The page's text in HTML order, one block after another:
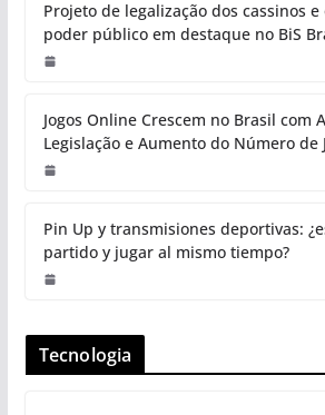
Projeto de legalização dos cassinos
poder público em destaque no BiS
Jogos Online Crescem no Brasil com
Legislação e Aumento do Número de
Pin Up y transmisiones deportivas:
partido y jugar al mismo tiempo?
Tecnologia